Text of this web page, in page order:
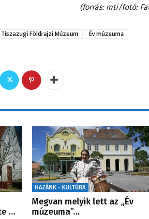
(forrás: mti/fotó:
Tiszazugi Földrajzi Múzeum Év múzeuma
…
HAZÁNK - KULTÚRA
Megvan melyik lett az „Év
múzeuma”…